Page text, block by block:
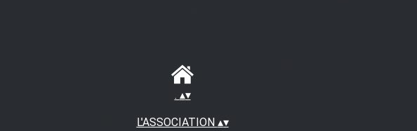
. ▴▾
L'ASSOCIATION ▴▾